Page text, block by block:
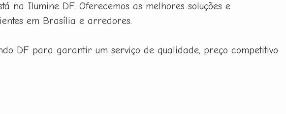
na Ilumine DF. Oferecemos as melhores soluções e
em Brasília e arredores.
DF para garantir um serviço de qualidade, preço competitivo